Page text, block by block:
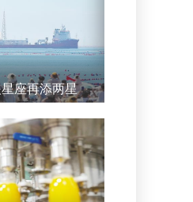
座再添两星